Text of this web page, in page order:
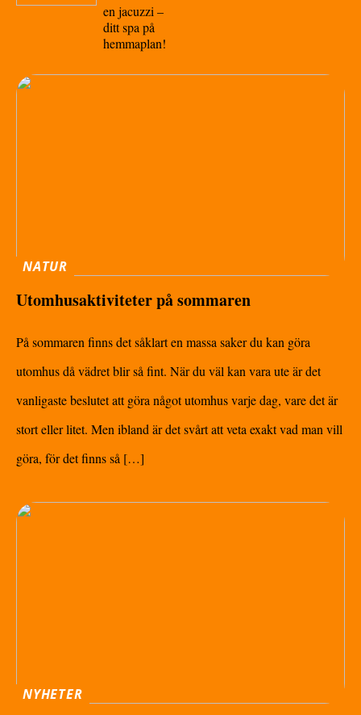
en jacuzzi –
ditt spa på
hemmaplan!
NATUR
Utomhusaktiviteter på sommaren
På sommaren finns det såklart en massa saker du kan göra
utomhus då vädret blir så fint. När du väl kan vara ute är det
vanligaste beslutet att göra något utomhus varje dag, vare det är
stort eller litet. Men ibland är det svårt att veta exakt vad man vill
göra, för det finns så […]
NYHETER